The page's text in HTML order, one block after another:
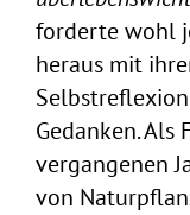
forderte wohl
heraus mit
Gedanken. Als
vergangenen
von